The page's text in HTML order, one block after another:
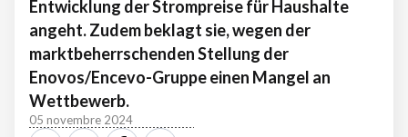
Entwicklung der Strompreise für Haushalte
angeht. Zudem beklagt sie, wegen der
marktbeherrschenden Stellung der
Enovos/Encevo-Gruppe einen Mangel an
Wettbewerb.
05 novembre 2024